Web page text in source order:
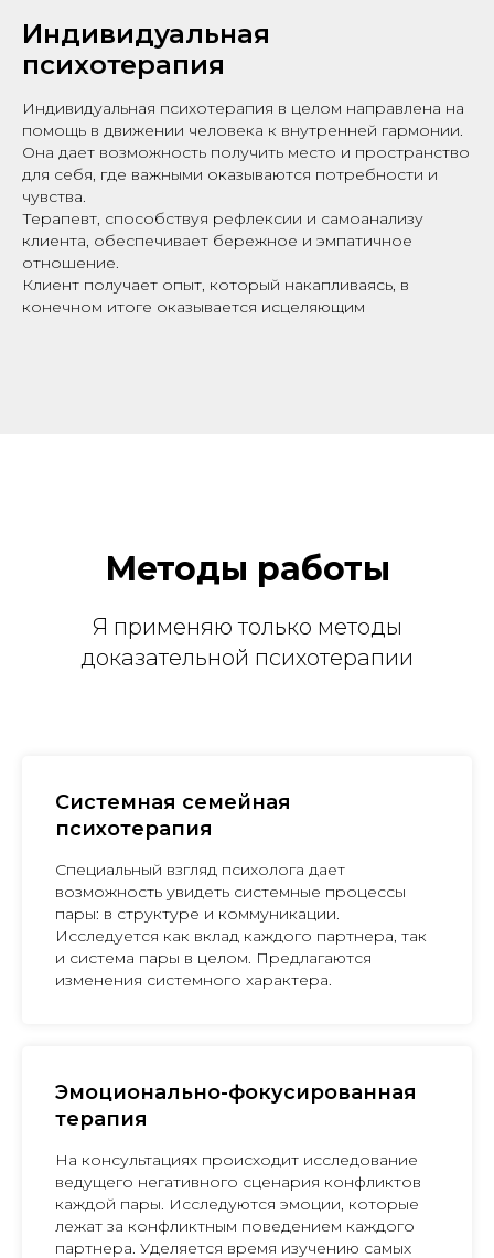
Индивидуальная
психотерапия
Индивидуальная психотерапия в целом направлена на
помощь в движении человека к внутренней гармонии.
Она дает возможность получить место и пространство
для себя, где важными оказываются потребности и
чувства.
Терапевт, способствуя рефлексии и самоанализу
клиента, обеспечивает бережное и эмпатичное
отношение.
Клиент получает опыт, который накапливаясь, в
конечном итоге оказывается исцеляющим
Методы работы
Я применяю только методы
доказательной психотерапии
Системная семейная
психотерапия
Специальный взгляд психолога дает
возможность увидеть системные процессы
пары: в структуре и коммуникации.
Исследуется как вклад каждого партнера, так
и система пары в целом. Предлагаются
изменения системного характера.
Эмоционально-фокусированная
терапия
На консультациях происходит исследование
ведущего негативного сценария конфликтов
каждой пары. Исследуются эмоции, которые
лежат за конфликтным поведением каждого
партнера. Уделяется время изучению самых